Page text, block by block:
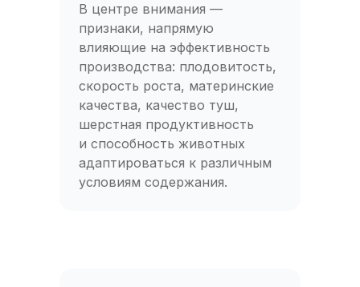
В центре внимания —
признаки, напрямую
влияющие на эффективность
производства: плодовитость,
скорость роста, материнские
качества, качество туш,
шерстная продуктивность
и способность животных
адаптироваться к различным
условиям содержания.